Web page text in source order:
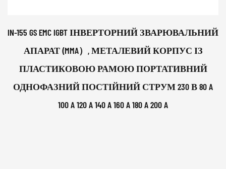
IN-155 GS EMC IGBT ІНВЕРТОРНИЙ ЗВАРЮВАЛЬНИЙ
АПАРАТ (MMA）, МЕТАЛЕВИЙ КОРПУС ІЗ
ПЛАСТИКОВОЮ РАМОЮ ПОРТАТИВНИЙ
ОДНОФАЗНИЙ ПОСТІЙНИЙ СТРУМ 230 В 80 A
100 A 120 A 140 A 160 A 180 A 200 A